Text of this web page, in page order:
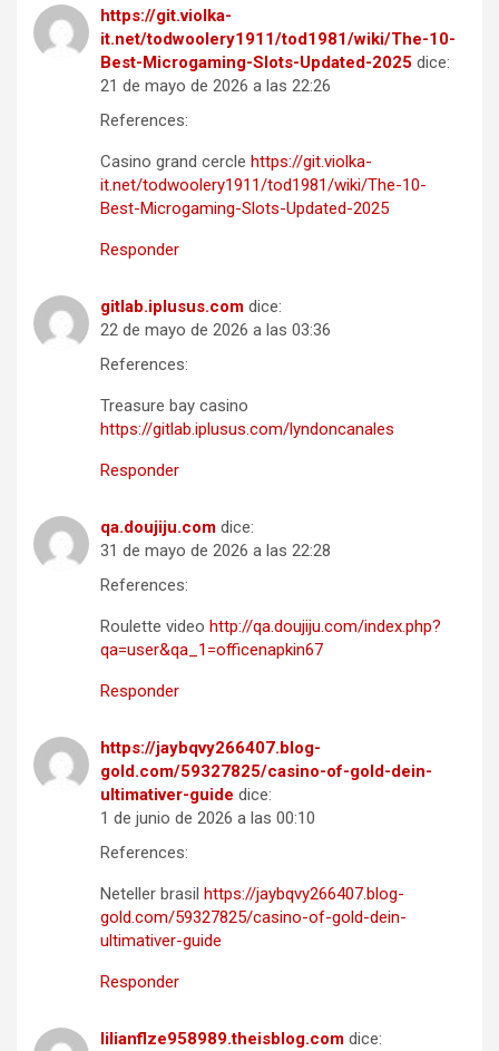
https://git.violka-
it.net/todwoolery1911/tod1981/wiki/The-10-
Best-Microgaming-Slots-Updated-2025 dice:
21 de mayo de 2026 a las 22:26
References:
Casino grand cercle https://git.violka-
it.net/todwoolery1911/tod1981/wiki/The-10-
Best-Microgaming-Slots-Updated-2025
Responder
gitlab.iplusus.com dice:
22 de mayo de 2026 a las 03:36
References:
Treasure bay casino
https://gitlab.iplusus.com/lyndoncanales
Responder
qa.doujiju.com dice:
31 de mayo de 2026 a las 22:28
References:
Roulette video http://qa.doujiju.com/index.php?
qa=user&qa_1=officenapkin67
Responder
https://jaybqvy266407.blog-
gold.com/59327825/casino-of-gold-dein-
ultimativer-guide dice:
1 de junio de 2026 a las 00:10
References:
Neteller brasil https://jaybqvy266407.blog-
gold.com/59327825/casino-of-gold-dein-
ultimativer-guide
Responder
lilianflze958989.theisblog.com dice: